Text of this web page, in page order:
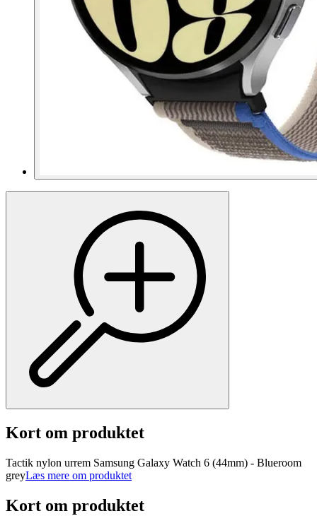
Kort om produktet
Tactik nylon urrem Samsung Galaxy Watch 6 (44mm) - Blueroom
greyLæs mere om produktet
Kort om produktet